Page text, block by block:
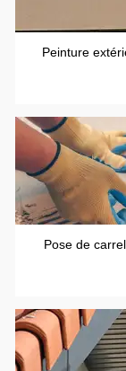
Peinture
Pose de